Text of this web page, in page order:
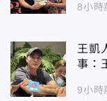
8小時
王凱
事：
9小時